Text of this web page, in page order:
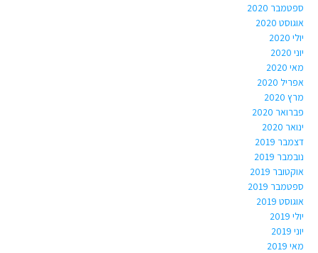
ספטמבר 2020
אוגוסט 2020
יולי 2020
יוני 2020
מאי 2020
אפריל 2020
מרץ 2020
פברואר 2020
ינואר 2020
דצמבר 2019
נובמבר 2019
אוקטובר 2019
ספטמבר 2019
אוגוסט 2019
יולי 2019
יוני 2019
מאי 2019